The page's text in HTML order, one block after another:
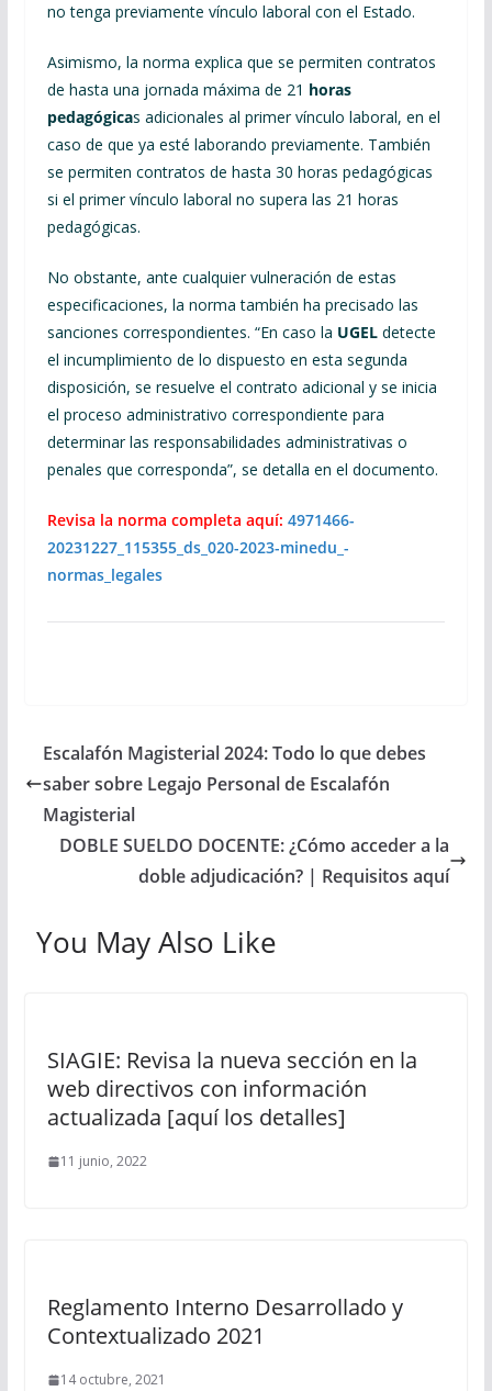
no tenga previamente vínculo laboral con el Estado.
Asimismo, la norma explica que se permiten contratos
de hasta una jornada máxima de 21 horas
pedagógicas adicionales al primer vínculo laboral, en el
caso de que ya esté laborando previamente. También
se permiten contratos de hasta 30 horas pedagógicas
si el primer vínculo laboral no supera las 21 horas
pedagógicas.
No obstante, ante cualquier vulneración de estas
especificaciones, la norma también ha precisado las
sanciones correspondientes. “En caso la UGELdetecte
el incumplimiento de lo dispuesto en esta segunda
disposición, se resuelve el contrato adicional y se inicia
el proceso administrativo correspondiente para
determinar las responsabilidades administrativas o
penales que corresponda”, se detalla en el documento.
Revisa la norma completa aquí: 4971466-
20231227_115355_ds_020-2023-minedu_-
normas_legales
Escalafón Magisterial 2024: Todo lo que debes
saber sobre Legajo Personal de Escalafón
Magisterial
DOBLE SUELDO DOCENTE: ¿Cómo acceder a la
doble adjudicación? | Requisitos aquí
You May Also Like
SIAGIE: Revisa la nueva sección en la
web directivos con información
actualizada [aquí los detalles]
11 junio, 2022
Reglamento Interno Desarrollado y
Contextualizado 2021
14 octubre, 2021